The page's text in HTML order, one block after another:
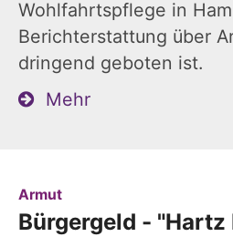
Wohlfahrtspflege in
Berichterstattung über
dringend geboten ist.
Mehr
Armut:
Bürgergeld - "Hartz